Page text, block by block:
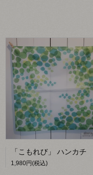
1,980円(税込)